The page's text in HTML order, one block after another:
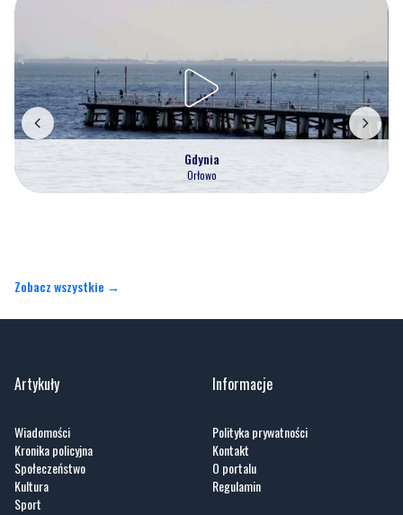
Gdynia
Orłowo
Zobacz wszystkie →
Artykuły
Wiadomości
Kronika policyjna
Społeczeństwo
Kultura
Sport
Informacje
Polityka prywatności
Kontakt
O portalu
Regulamin